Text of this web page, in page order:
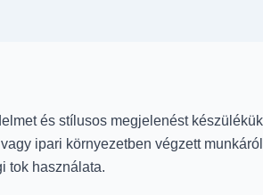
és stílusos megjelenést
ipari környezetben végzett
tok használata.